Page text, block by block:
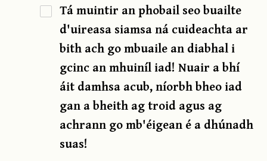
Tá muintir an phobail seo buailte
d'uireasa siamsa ná cuideachta ar
bith ach go mbuaile an diabhal i
gcinc an mhuiníl iad! Nuair a bhí
áit damhsa acub, níorbh bheo iad
gan a bheith ag troid agus ag
achrann go mb'éigean é a dhúnadh
suas!